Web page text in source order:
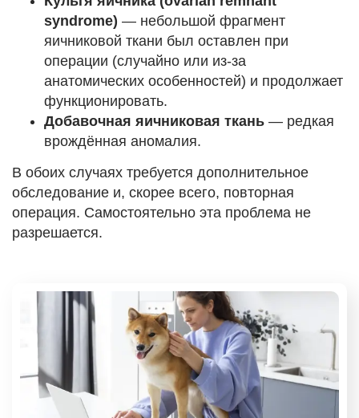
syndrome) — небольшой фрагмент
яичниковой ткани был оставлен при
операции (случайно или из-за
анатомических особенностей) и продолжает
функционировать.
Добавочная яичниковая ткань — редкая
врождённая аномалия.
В обоих случаях требуется дополнительное
обследование и, скорее всего, повторная
операция. Самостоятельно эта проблема не
разрешается.